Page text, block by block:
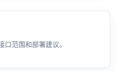
口范围和部署建议。